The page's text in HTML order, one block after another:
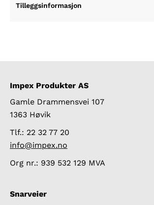
Tilleggsinformasjon
Impex Produkter AS
Gamle Drammensvei 107
1363 Høvik
Tlf.: 22 32 77 20
info@impex.no
Org nr.: 939 532 129 MVA
Snarveier